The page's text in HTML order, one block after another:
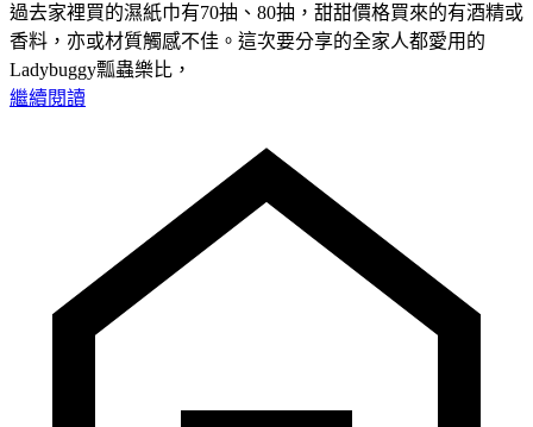
過去家裡買的濕紙巾有70抽、80抽，甜甜價格買來的有酒精或
香料，亦或材質觸感不佳。這次要分享的全家人都愛用的
Ladybuggy瓢蟲樂比，
繼續閱讀